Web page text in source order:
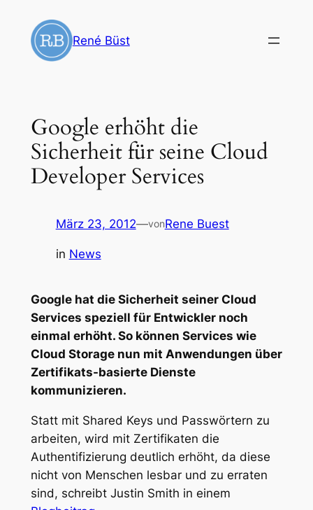
Inhalt
springen
René Büst
Google erhöht die
Sicherheit für seine Cloud
Developer Services
März 23, 2012—vonRene Buest
in News
Google hat die Sicherheit seiner Cloud
Services speziell für Entwickler noch
einmal erhöht. So können Services wie
Cloud Storage nun mit Anwendungen über
Zertifikats-basierte Dienste
kommunizieren.
Statt mit Shared Keys und Passwörtern zu
arbeiten, wird mit Zertifikaten die
Authentifizierung deutlich erhöht, da diese
nicht von Menschen lesbar und zu erraten
sind, schreibt Justin Smith in einem